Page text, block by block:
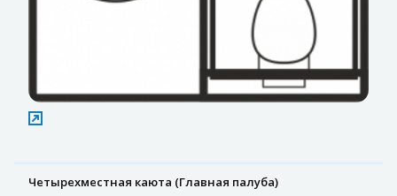
Четырехместная каюта (Главная палуба)